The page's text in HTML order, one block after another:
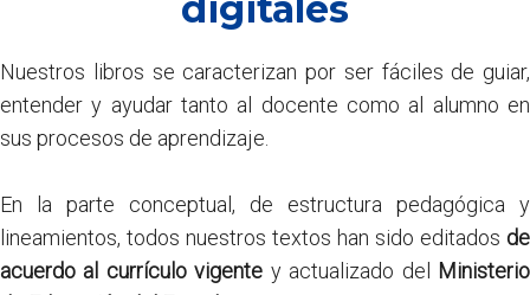
Nuestros libros se caracterizan por ser fáciles de guiar,
entender y ayudar tanto al docente como al alumno en
sus procesos de aprendizaje.
En la parte conceptual, de estructura pedagógica y
lineamientos, todos nuestros textos han sido editados de
acuerdo al currículo vigente y actualizado del
Ministerio